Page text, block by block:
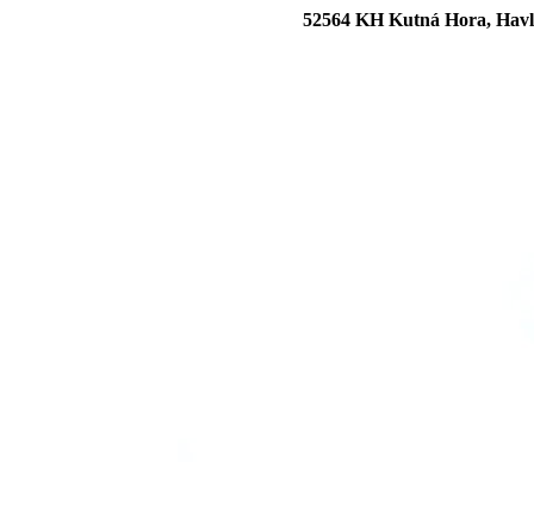
52564 KH Kutná Hora,